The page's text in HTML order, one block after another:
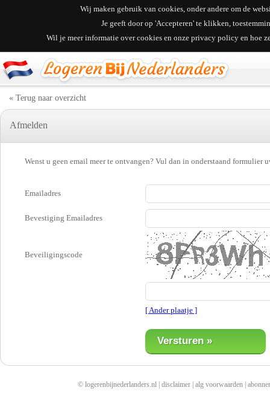
Wij maken gebruik van cookies, onder andere om de
Je geeft door op 'Accepteren' te klikken,
Wil je meer informatie over cookies en onze privacy policy en hoe
« Terug naar overzicht
Afmelden
Wenst u geen email meer te ontvangen? Vul dan in onderstaand formulier
Emailadres
Bevestiging Emailadres
Beveiligingscode
[ Ander plaatje ]
© logerenbijnederlanders.nl |disclaimer |alg voorwaarden |